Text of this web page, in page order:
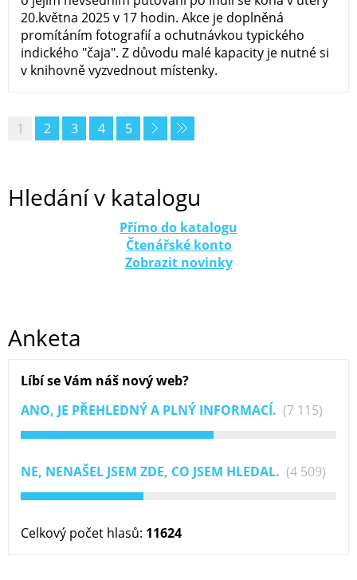
20.května 2025 v 17 hodin. Akce je doplněná
promítáním fotografií a ochutnávkou typického
indického "čaja". Z důvodu malé kapacity je nutné si
v knihovně vyzvednout místenky.
1 2 3 4 5
Hledání v katalogu
Přímo do katalogu
Čtenářské konto
Zobrazit novinky
Anketa
Líbí se Vám náš nový web?
ANO, JE PŘEHLEDNÝ A PLNÝ INFORMACÍ. (7 115)
NE, NENAŠEL JSEM ZDE, CO JSEM HLEDAL. (4 509)
Celkový počet hlasů: 11624